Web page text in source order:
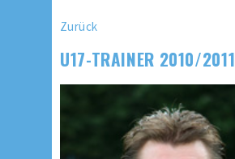
Zurück
U17-TRAINER 2010/2011